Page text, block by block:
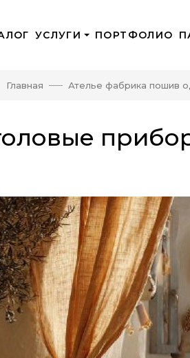
УСЛУГИ ПОРТФОЛИО
Главная Ателье фабрика пошив